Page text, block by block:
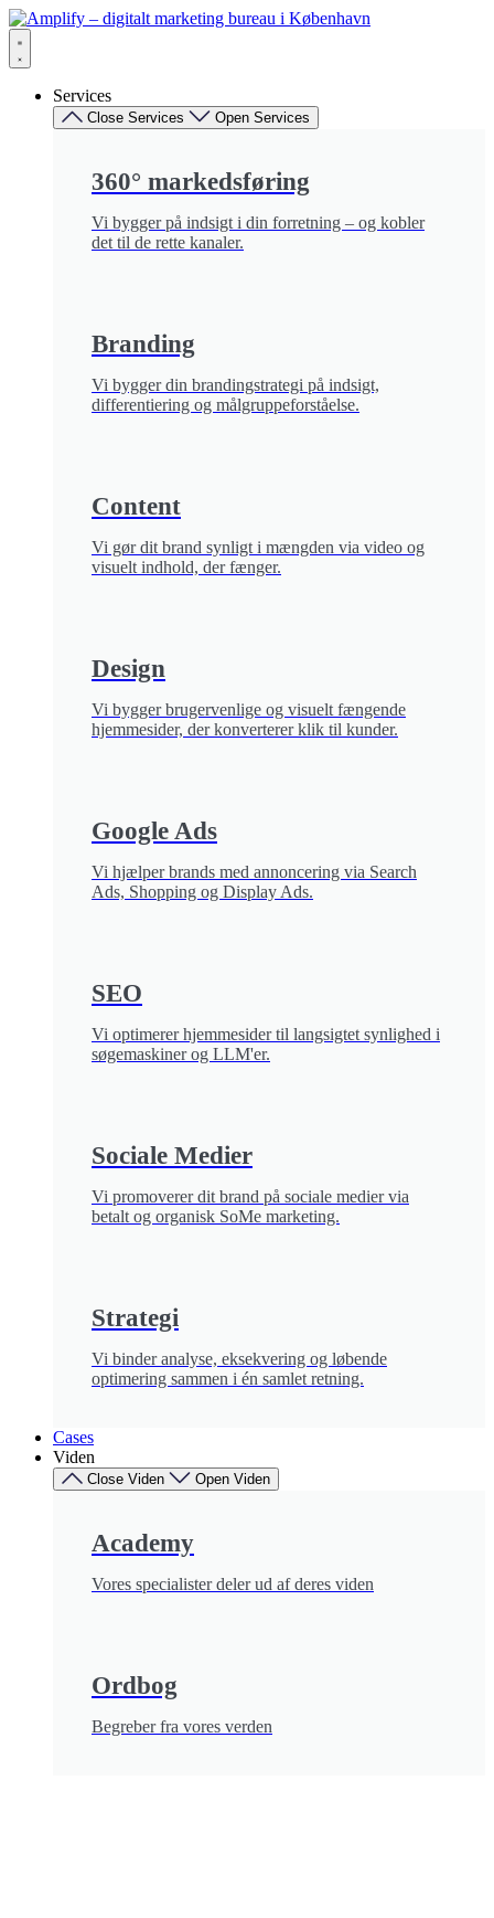
Videre
til
indhold
Services
Close Services Open Services
360° markedsføring​
Vi bygger på indsigt i din forretning – og kobler
det til de rette kanaler.
Branding
Vi bygger din brandingstrategi på indsigt,
differentiering og målgruppeforståelse.
Content
Vi gør dit brand synligt i mængden via video og
visuelt indhold, der fænger.
Design
Vi bygger brugervenlige og visuelt fængende
hjemmesider, der konverterer klik til kunder.
Google Ads
Vi hjælper brands med annoncering via Search
Ads, Shopping og Display Ads.
SEO
Vi optimerer hjemmesider til langsigtet synlighed i
søgemaskiner og LLM'er.
Sociale Medier
Vi promoverer dit brand på sociale medier via
betalt og organisk SoMe marketing.
Strategi
Vi binder analyse, eksekvering og løbende
optimering sammen i én samlet retning.
Cases
Viden
Close Viden Open Viden
Academy
Vores specialister deler ud af deres viden
Ordbog
Begreber fra vores verden